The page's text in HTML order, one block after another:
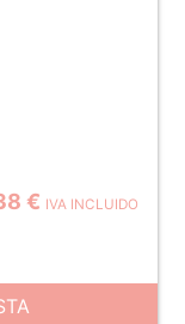
€ IVA INCLUIDO